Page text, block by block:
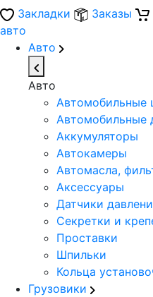
Закладки
Заказы
авто
Авто
Авто
Автомобильные
Автомобильные
Аккумуляторы
Автокамеры
Автомасла,
Аксессуары
Датчики
Секретки и
Проставки
Шпильки
Кольца
Грузовики